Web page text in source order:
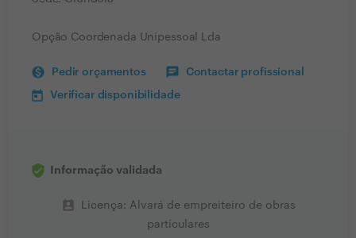
Opção Coordenada Unipessoal Lda
Pedir orçamentos Contactar profissional
Verificar disponibilidade
Informação validada
perm_contact_calendar
Licença: Alvará de empreiteiro de obras
particulares